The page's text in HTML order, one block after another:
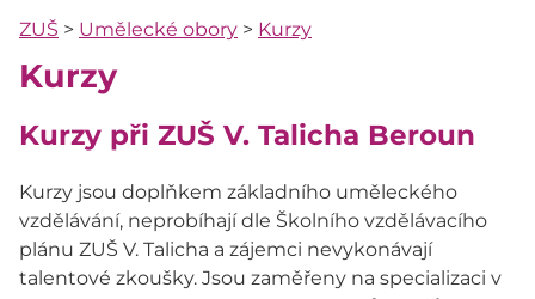
ZUŠ > Umělecké obory > Kurzy
Kurzy
Kurzy při ZUŠ V. Talicha Beroun
Kurzy jsou doplňkem základního uměleckého
vzdělávání, neprobíhají dle Školního vzdělávacího
plánu ZUŠ V. Talicha a zájemci nevykonávají
talentové zkoušky. Jsou zaměřeny na specializaci v